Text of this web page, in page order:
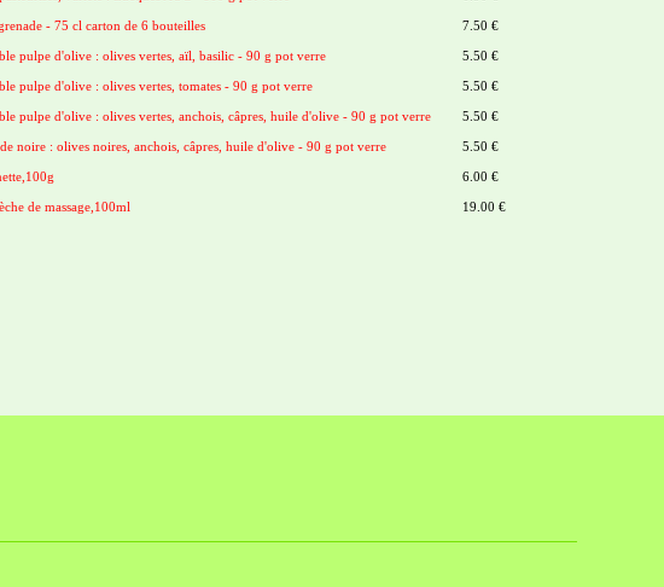
- 75 cl carton de 6 bouteilles 7.50 €
pulpe d'olive : olives vertes, aïl, basilic - 90 g pot verre 5.50 €
pulpe d'olive : olives vertes, tomates - 90 g pot verre 5.50 €
pulpe d'olive : olives vertes, anchois, câpres, huile d'olive - 90 g pot verre 5.50 €
noire : olives noires, anchois, câpres, huile d'olive - 90 g pot verre 5.50 €
6.00 €
de massage,100ml 19.00 €